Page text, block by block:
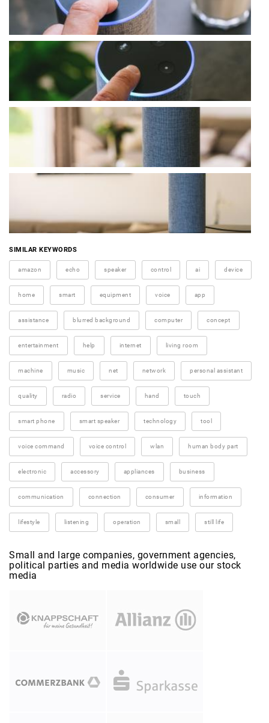
SIMILAR KEYWORDS
amazon echo speaker control ai device
home smart equipment voice app
assistance blurred background computer concept
entertainment help internet living room
machine music net network personal assistant
quality radio service hand touch
smart phone smart speaker technology tool
voice command voice control wlan human body part
electronic accessory appliances business
communication connection consumer information
lifestyle listening operation small still life
Small and large companies, government agencies,
political parties and media worldwide use our stock
media